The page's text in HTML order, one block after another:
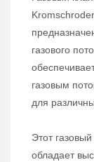
газового
газовым
для
Этот
обладает